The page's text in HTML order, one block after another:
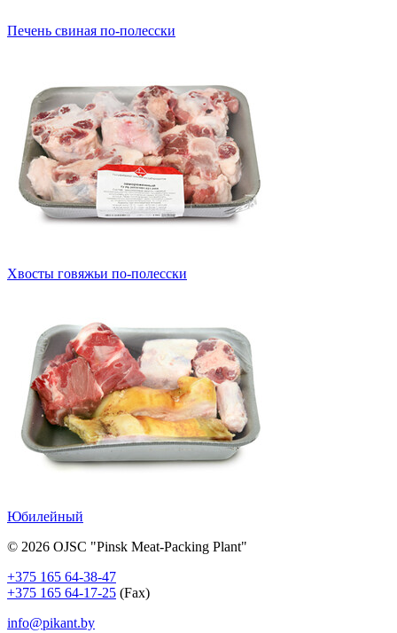
Печень свиная по-полесски
Хвосты говяжьи по-полесски
Юбилейный
© 2026 OJSC "Pinsk Meat-Packing Plant"
+375 165 64-38-47
+375 165 64-17-25 (Fax)
info@pikant.by